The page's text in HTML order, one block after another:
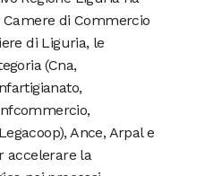
di Commercio
di Liguria, le
(Cna,
Ance, Arpal e
accelerare la